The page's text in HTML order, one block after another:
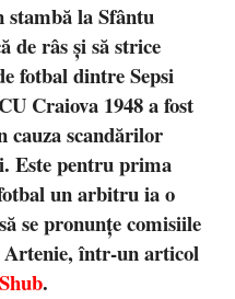
la Sfântu
de râs și să strice
fotbal dintre Sepsi
Craiova 1948 a fost
scandărilor
Este pentru prima
un arbitru ia o
se pronunțe comisiile
Artenie, într-un articol
.